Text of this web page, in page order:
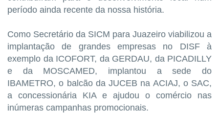
período ainda recente da nossa história.
Como Secretário da SICM para Juazeiro viabilizou a
implantação de grandes empresas no DISF à
exemplo da ICOFORT, da GERDAU, da PICADILLY
e da MOSCAMED, implantou a sede do
IBAMETRO, o balcão da JUCEB na ACIAJ, o SAC,
a concessionária KIA e ajudou o comércio nas
inúmeras campanhas promocionais.